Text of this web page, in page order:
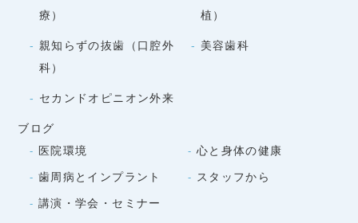
療）
植）
親知らずの抜歯（口腔外
科）
美容歯科
セカンドオピニオン外来
ブログ
医院環境
心と身体の健康
歯周病とインプラント スタッフから
講演・学会・セミナー